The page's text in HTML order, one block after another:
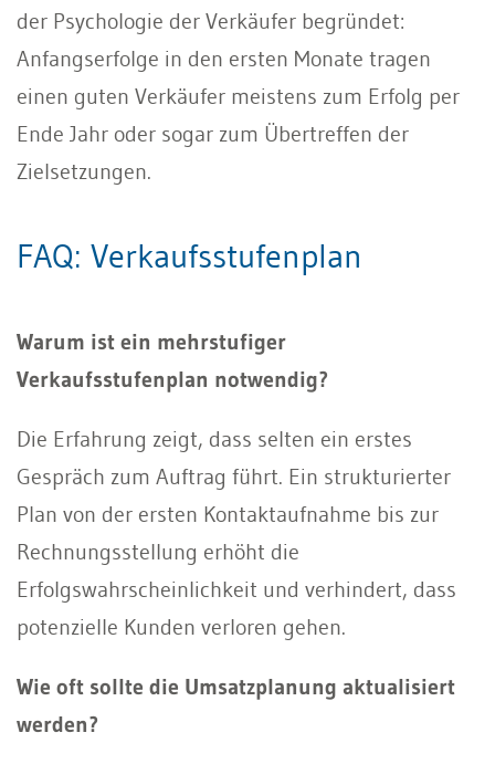
der Psychologie der Verkäufer begründet:
Anfangserfolge in den ersten Monate tragen
einen guten Verkäufer meistens zum Erfolg per
Ende Jahr oder sogar zum Übertreffen der
Zielsetzungen.
FAQ: Verkaufsstufenplan
Warum ist ein mehrstufiger
Verkaufsstufenplan notwendig?
Die Erfahrung zeigt, dass selten ein erstes
Gespräch zum Auftrag führt. Ein strukturierter
Plan von der ersten Kontaktaufnahme bis zur
Rechnungsstellung erhöht die
Erfolgswahrscheinlichkeit und verhindert, dass
potenzielle Kunden verloren gehen.
Wie oft sollte die Umsatzplanung aktualisiert
werden?